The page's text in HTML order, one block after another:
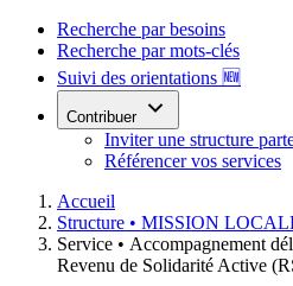
Recherche par besoins
Recherche par mots-clés
Suivi des orientations 🆕
Contribuer
Inviter une structure
Référencer vos services
Accueil
Structure • MISSION
Service • Accompagnement
Revenu de Solidarité Active